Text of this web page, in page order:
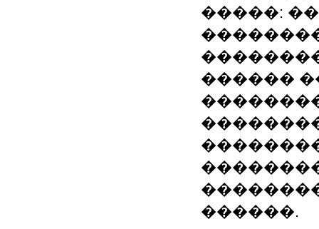
�����:
������
������.